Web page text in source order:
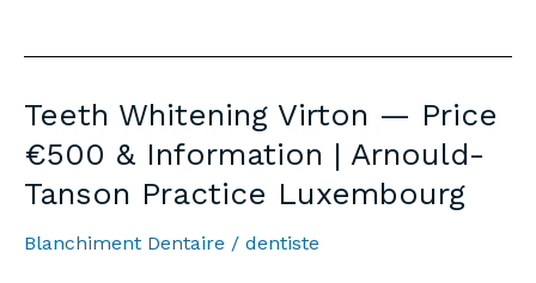
Virton
Prix
500€
&
Teeth Whitening Virton — Price
€500 & Information | Arnould-
Tanson Practice Luxembourg
Blanchiment Dentaire / dentiste